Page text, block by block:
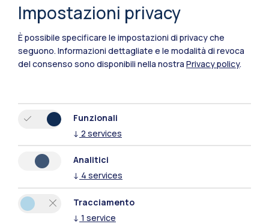
Cremona
Lecco
Mantova
Xi'an
Naviga il sito
Contattaci
Impostazioni privacy
È possibile specificare le impostazioni di privacy che
seguono. Informazioni dettagliate e le modalità di revoca
del consenso sono disponibili nella nostra Privacy policy.
Funzionali
↓ 2 services
Analitici
↓ 4 services
Tracciamento
↓ 1 service